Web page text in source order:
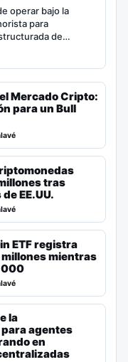
operar bajo la
para
de…
Mercado Cripto:
para un Bull
tras
EE.UU.
ETF registra
mientras
la
agentes
en